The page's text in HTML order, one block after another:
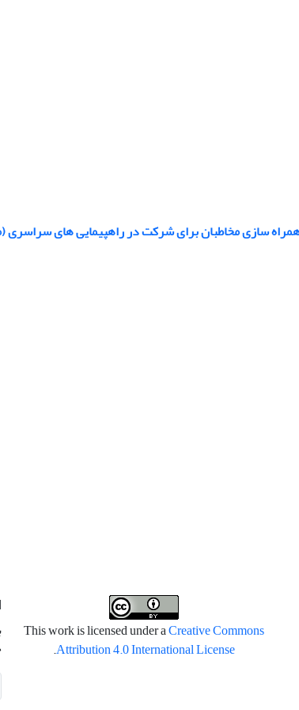
مخاطبان برای شرکت در راهپیمایی های سراسری (موردمطالعه
This work is licensed under aCreative Commons
Attribution 4.0 International License
.